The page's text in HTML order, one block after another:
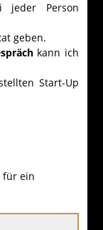
jeder Person
geben.
kann ich
Start-Up
für ein